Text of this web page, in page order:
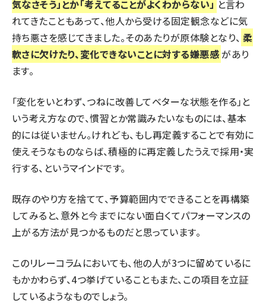
気なさそう」とか「考えてることがよくわからない」 と言わ
れてきたこともあって、他人から受ける固定観念などに気
持ち悪さを感じてきました。そのあたりが原体験となり、 柔
軟さに欠けたり、変化できないことに対する嫌悪感があり
ます。
「変化をいとわず、つねに改善してベターな状態を作る」と
いう考え方なので、慣習とか常識みたいなものには、基本
的には従いません。けれども、もし再定義することで有効に
使えそうなものならば、積極的に再定義したうえで採用・実
行する、というマインドです。
既存のやり方を捨てて、予算範囲内でできることを再構築
してみると、意外と今までにない面白くてパフォーマンスの
上がる方法が見つかるものだと思っています。
このリレーコラムにおいても、他の人が3つに留めているに
もかかわらず、4つ挙げていることもまた、この項目を立証
しているようなものでしょう。